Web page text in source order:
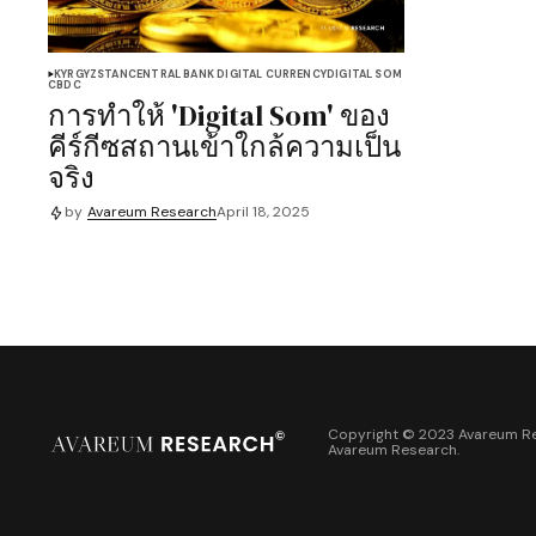
KYRGYZSTANCENTRAL BANK DIGITAL CURRENCYDIGITAL SOM
CBDC
การทำให้ 'Digital Som' ของ
คีร์กีซสถานเข้าใกล้ความเป็น
จริง
by Avareum ResearchApril 18, 2025
Copyright © 2023 Avareum
Avareum Research.